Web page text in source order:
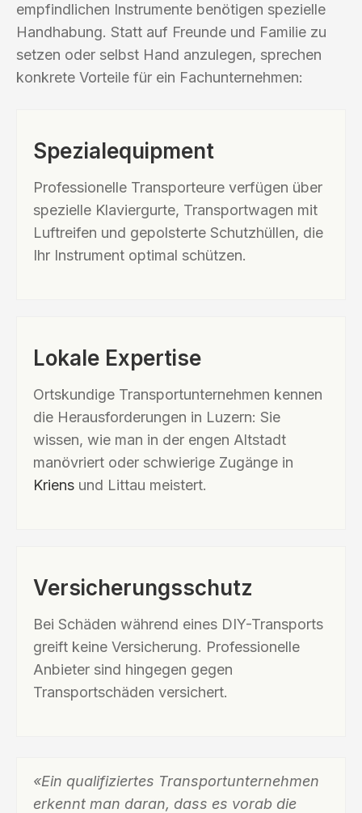
empfindlichen Instrumente benötigen spezielle
Handhabung. Statt auf Freunde und Familie zu
setzen oder selbst Hand anzulegen, sprechen
konkrete Vorteile für ein Fachunternehmen:
Spezialequipment
Professionelle Transporteure verfügen über
spezielle Klaviergurte, Transportwagen mit
Luftreifen und gepolsterte Schutzhüllen, die
Ihr Instrument optimal schützen.
Lokale Expertise
Ortskundige Transportunternehmen kennen
die Herausforderungen in Luzern: Sie
wissen, wie man in der engen Altstadt
manövriert oder schwierige Zugänge in
Kriens und Littau meistert.
Versicherungsschutz
Bei Schäden während eines DIY-Transports
greift keine Versicherung. Professionelle
Anbieter sind hingegen gegen
Transportschäden versichert.
«Ein qualifiziertes Transportunternehmen
erkennt man daran, dass es vorab die